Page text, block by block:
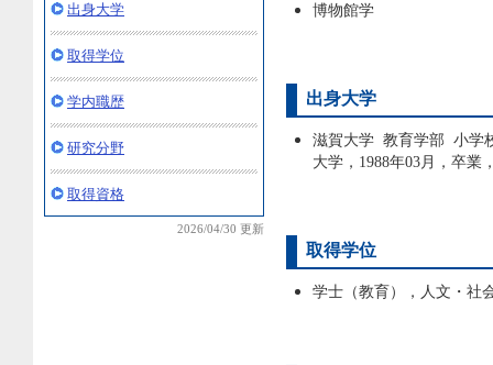
出身大学
取得学位
学内職歴
研究分野
取得資格
2026/04/30 更新
博物館学
出身大学
滋賀大学 教育学部 小学
大学，1988年03月，卒業
取得学位
学士（教育），人文・社